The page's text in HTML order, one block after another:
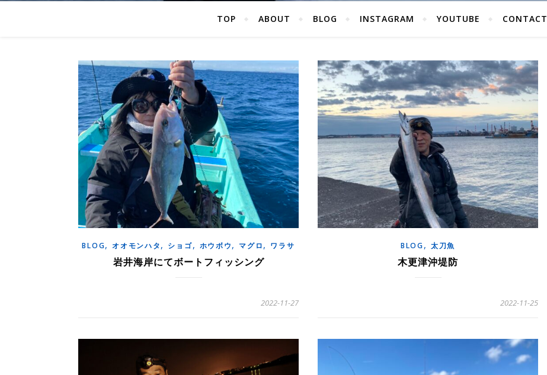
TOP ABOUT BLOG INSTAGRAM YOUTUBE CONTACT
BLOG,オオモンハタ, ショゴ, ホウボウ, マグロ, ワラサ
岩井海岸にてボートフィッシング
2022-11-27
BLOG, 太刀魚
木更津沖堤防
2022-11-25